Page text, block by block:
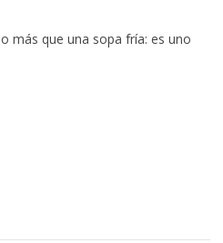
más que una sopa fría: es uno